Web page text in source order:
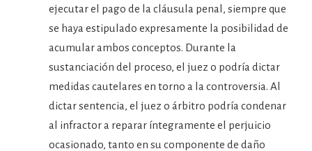
ejecutar el pago de la cláusula penal, siempre que
se haya estipulado expresamente la posibilidad de
acumular ambos conceptos. Durante la
sustanciación del proceso, el juez o podría dictar
medidas cautelares en torno a la controversia. Al
dictar sentencia, el juez o árbitro podría condenar
al infractor a reparar íntegramente el perjuicio
ocasionado, tanto en su componente de daño